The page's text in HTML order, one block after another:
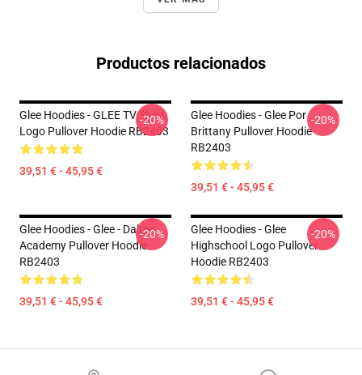
Productos relacionados
Glee Hoodies - GLEE TV Show
Logo Pullover Hoodie RB2403
39,51 € - 45,95 €
-20%
Glee Hoodies - Glee Por
Brittany Pullover Hoodie
RB2403
39,51 € - 45,95 €
-20%
Glee Hoodies - Glee - Dalton
Academy Pullover Hoodie
RB2403
39,51 € - 45,95 €
-20%
Glee Hoodies - Glee
Highschool Logo Pullover
Hoodie RB2403
39,51 € - 45,95 €
-20%